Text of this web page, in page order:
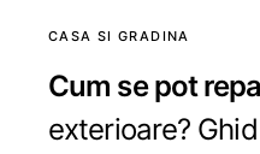
CASA SI GRADINA
Cum se pot
exterioare?